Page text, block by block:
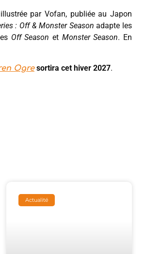
par Vofan, publiée au Japon
: Off & Monster Season adapte les
Off Season et Monster Season. En
Ogresortira cet hiver 2027.
Actualité